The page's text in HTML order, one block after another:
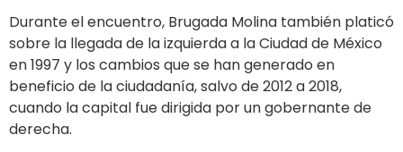
Durante el encuentro, Brugada Molina también platicó
sobre la llegada de la izquierda a la Ciudad de México
en 1997 y los cambios que se han generado en
beneficio de la ciudadanía, salvo de 2012 a 2018,
cuando la capital fue dirigida por un gobernante de
derecha.